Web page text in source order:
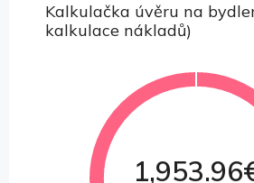
Kalkulačka úvěru na
kalkulace nákladů)